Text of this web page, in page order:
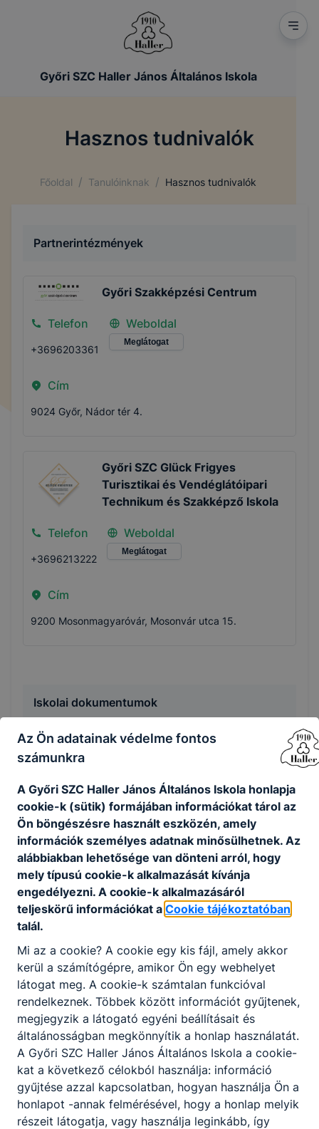
Győri SZC Haller János Általános Iskola
Hasznos tudnivalók
Főoldal / Tanulóinknak / Hasznos tudnivalók
Partnerintézmények
Győri Szakképzési Centrum
Telefon
+3696203361
Weboldal
Meglátogat
Cím
9024 Győr, Nádor tér 4.
Győri SZC Glück Frigyes
Turisztikai és Vendéglátóipari
Technikum és Szakképző Iskola
Telefon
+3696213222
Weboldal
Meglátogat
Cím
9200 Mosonmagyaróvár, Mosonvár utca 15.
Iskolai dokumentumok
20250227_DONTES_korzetek_Melleklet_II_Mova
r_Janossomorja.pdf
Igénylőlap diákoknak iskolapszichológiai
szolgáltatás kérésére.pdf
Letöltés
Igénylőlap szülőknek iskolapszichológiai
szolgáltatás kérésére.pdf
Letöltés
Kérelem bizonyítvány másodlat
kiállításához.pdf
Letöltés
Sportegyesületi igazolás.pdf
Letöltés
Beiratkozási nyomtatványok
Az Ön adatainak védelme fontos
számunkra
A Győri SZC Haller János Általános Iskola honlapja
cookie-k (sütik) formájában információkat tárol az
Ön böngészésre használt eszközén, amely
információk személyes adatnak minősülhetnek. Az
alábbiakban lehetősége van dönteni arról, hogy
mely típusú cookie-k alkalmazását kívánja
engedélyezni. A cookie-k alkalmazásáról
teljeskörű információkat a Cookie tájékoztatóban
talál.
Mi az a cookie? A cookie egy kis fájl, amely akkor
kerül a számítógépre, amikor Ön egy webhelyet
látogat meg. A cookie-k számtalan funkcióval
rendelkeznek. Többek között információt gyűjtenek,
megjegyzik a látogató egyéni beállításait és
általánosságban megkönnyítik a honlap használatát.
A Győri SZC Haller János Általános Iskola a cookie-
kat a következő célokból használja: információ
gyűjtése azzal kapcsolatban, hogyan használja Ön a
honlapot -annak felmérésével, hogy a honlap melyik
részeit látogatja, vagy használja leginkább, így